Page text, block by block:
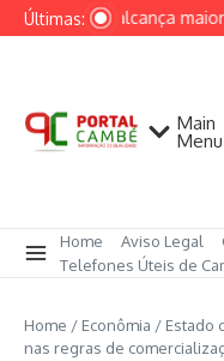
Ir para o conteúdo
Últimas:
Cambé alcança maior
Main
Menu
Home Aviso Legal
Telefones Úteis de
Home / Econômia / Estado
nas regras de